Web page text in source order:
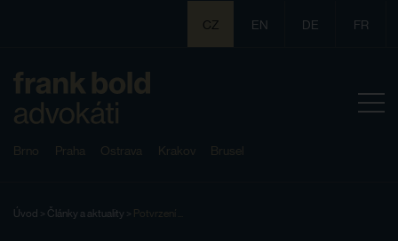
CZ EN DE FR
Brno Praha Ostrava Krakov Brusel
Úvod > Články a aktuality > Potvrzení ...